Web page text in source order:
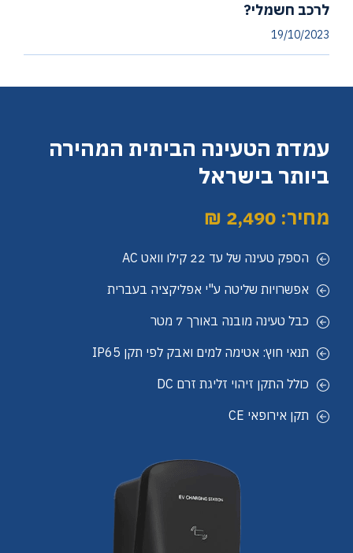
לרכב חשמלי?
19/10/2023
עמדת הטעינה הביתית המהירה
ביותר בישראל
מחיר: 2,490 ₪
הספק טעינה של עד 22 קילו וואט AC
אפשרויות שליטה ע"י אפליקציה בעברית
כבל טעינה מובנה באורך 7 מטר
תנאי חוץ: אטימה למים ואבק לפי תקן IP65
כולל התקן זיהוי זליגת זרם DC
תקן אירופאי CE